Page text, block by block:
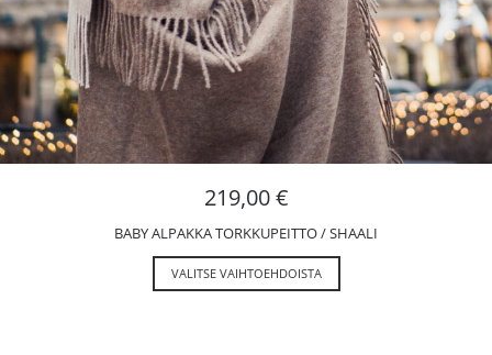
219,00€
BABY ALPAKKA TORKKUPEITTO / SHAALI
VALITSE VAIHTOEHDOISTA